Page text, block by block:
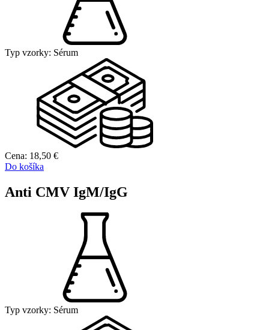
Typ vzorky: Sérum
Cena: 18,50 €
Do košíka
Anti CMV IgM/IgG
Typ vzorky: Sérum